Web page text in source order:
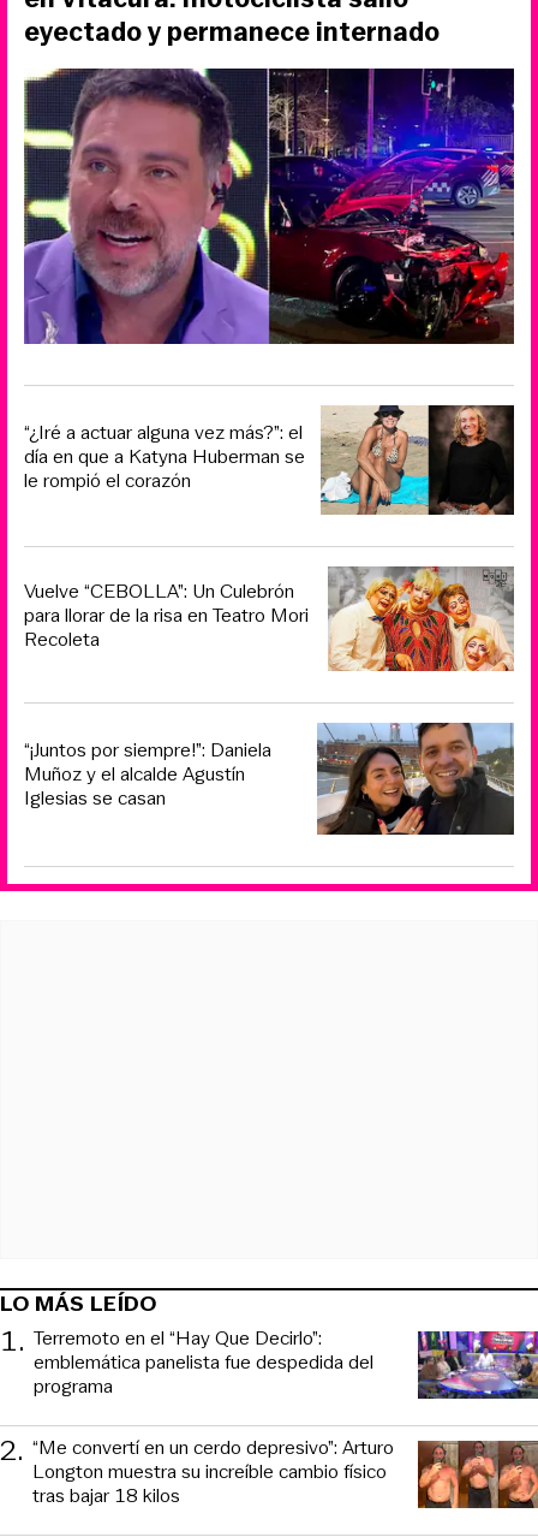
eyectado y permanece internado
“¿Iré a actuar alguna vez más?”: el
día en que a Katyna Huberman se
le rompió el corazón
Vuelve “CEBOLLA”: Un Culebrón
para llorar de la risa en Teatro Mori
Recoleta
“¡Juntos por siempre!”: Daniela
Muñoz y el alcalde Agustín
Iglesias se casan
LO MÁS LEÍDO
1. Terremoto en el “Hay Que Decirlo”:
emblemática panelista fue despedida del
programa
2. “Me convertí en un cerdo depresivo”: Arturo
Longton muestra su increíble cambio físico
tras bajar 18 kilos